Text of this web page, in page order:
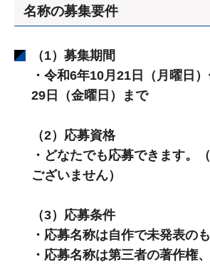
名称の募集要件
（1）募集期間
・令和6年10月21日（月曜日
29日（金曜日）まで
（2）応募資格
・どなたでも応募できます。
ございません）
（3）応募条件
・応募名称は自作で未発表の
・応募名称は第三者の著作権